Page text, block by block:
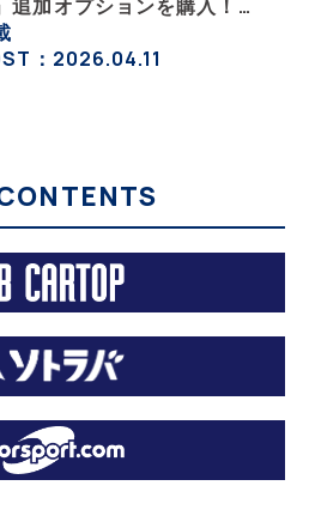
追加オプションを購入！
して価格以上の効果はあっ
か？【テスラ沼にはまった
：2026.04.11